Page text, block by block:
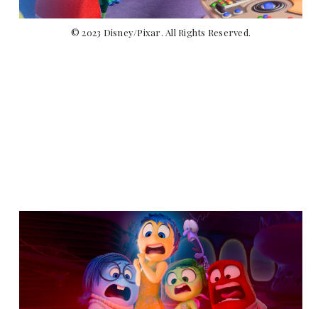
© 2023 Disney/Pixar. All Rights Reserved.